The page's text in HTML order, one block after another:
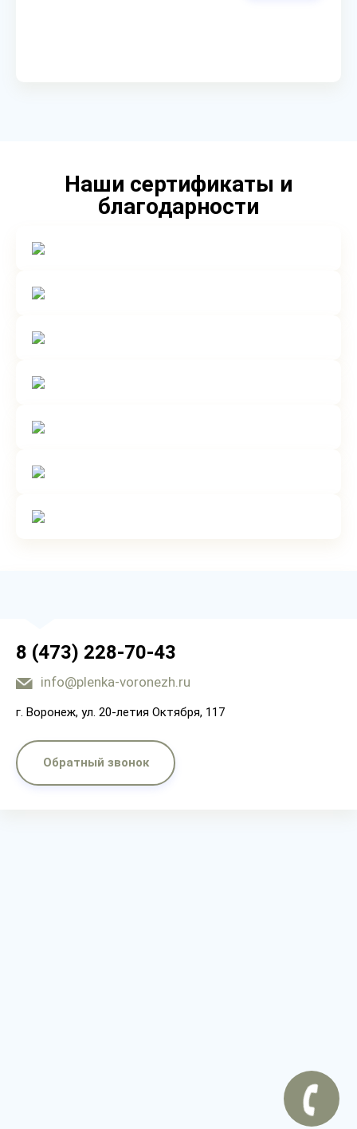
Наши сертификаты и
благодарности
8 (473) 228-70-43
info@plenka-voronezh.ru
г. Воронеж, ул. 20-летия Октября, 117
Обратный звонок